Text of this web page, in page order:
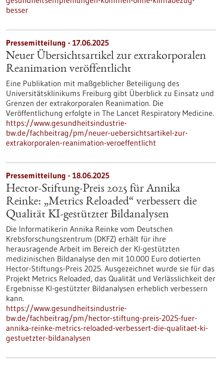
besser
Pressemitteilung - 17.06.2025
Neuer Übersichtsartikel zur extrakorporalen
Reanimation veröffentlicht
Eine Publikation mit maßgeblicher Beteiligung des
Universitätsklinikums Freiburg gibt Überblick zu Einsatz und
Grenzen der extrakorporalen Reanimation. Die
Veröffentlichung erfolgte in The Lancet Respiratory Medicine.
https://www.gesundheitsindustrie-
bw.de/fachbeitrag/pm/neuer-uebersichtsartikel-zur-
extrakorporalen-reanimation-veroeffentlicht
Pressemitteilung - 18.06.2025
Hector-Stiftung-Preis 2025 für Annika
Reinke: „Metrics Reloaded“ verbessert die
Qualität KI-gestützter Bildanalysen
Die Informatikerin Annika Reinke vom Deutschen
Krebsforschungszentrum (DKFZ) erhält für ihre
herausragende Arbeit im Bereich der KI-gestützten
medizinischen Bildanalyse den mit 10.000 Euro dotierten
Hector-Stiftungs-Preis 2025. Ausgezeichnet wurde sie für das
Projekt Metrics Reloaded, das Qualität und Verlässlichkeit der
Ergebnisse KI-gestützter Bildanalysen erheblich verbessern
kann.
https://www.gesundheitsindustrie-
bw.de/fachbeitrag/pm/hector-stiftung-preis-2025-fuer-
annika-reinke-metrics-reloaded-verbessert-die-qualitaet-ki-
gestuetzter-bildanalysen